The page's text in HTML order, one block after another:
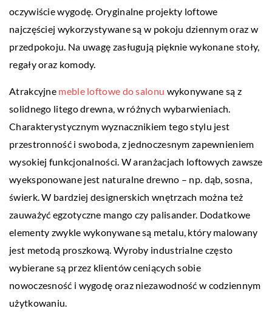
oczywiście wygodę. Oryginalne projekty loftowe
najczęściej wykorzystywane są w pokoju dziennym oraz w
przedpokoju. Na uwagę zasługują pięknie wykonane stoły,
regały oraz komody.
Atrakcyjne meble loftowe do salonu wykonywane są z
solidnego litego drewna, w różnych wybarwieniach.
Charakterystycznym wyznacznikiem tego stylu jest
przestronność i swoboda, z jednoczesnym zapewnieniem
wysokiej funkcjonalności. W aranżacjach loftowych zawsze
wyeksponowane jest naturalne drewno – np. dąb, sosna,
świerk. W bardziej designerskich wnętrzach można też
zauważyć egzotyczne mango czy palisander. Dodatkowe
elementy zwykle wykonywane są metalu, który malowany
jest metodą proszkową. Wyroby industrialne często
wybierane są przez klientów ceniących sobie
nowoczesność i wygodę oraz niezawodność w codziennym
użytkowaniu.